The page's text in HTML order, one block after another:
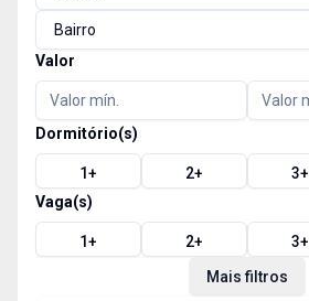
Bairro
Valor
Dormitório(s)
1+ 2+ 3+
Vaga(s)
1+ 2+ 3+
Mais filtros